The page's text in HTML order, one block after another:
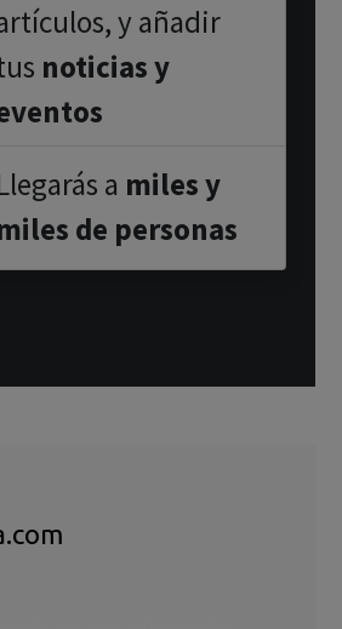
y añadir
noticias y
a miles y
de personas